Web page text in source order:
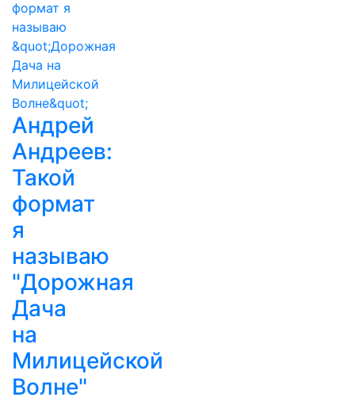
Андрей
Андреев:
Такой
формат
я
называю
"Дорожная
Дача
на
Милицейской
Волне"